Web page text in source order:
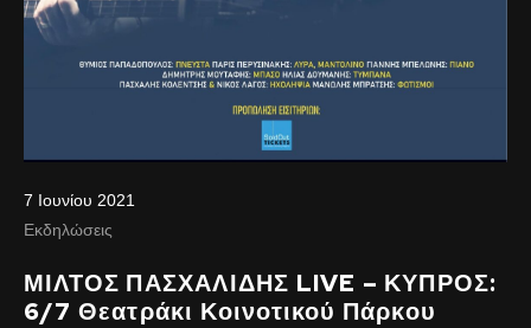
7 Ιουνίου 2021
Εκδηλώσεις
ΜΙΛΤΟΣ ΠΑΣΧΑΛΙΔΗΣ LIVE – ΚΥΠΡΟΣ:
6/7 Θεατράκι Κοινοτικού Πάρκου